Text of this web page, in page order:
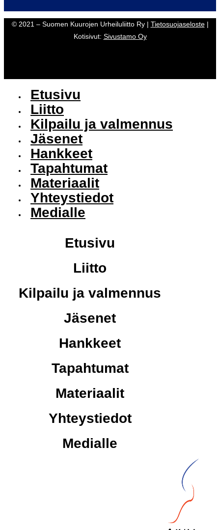
© 2021 – Suomen Kuurojen Urheiluliitto Ry | Tietosuojaseloste|
Kotisivut: Sivustamo Oy
Etusivu
Liitto
Kilpailu ja valmennus
Jäsenet
Hankkeet
Tapahtumat
Materiaalit
Yhteystiedot
Medialle
Etusivu
Liitto
Kilpailu ja valmennus
Jäsenet
Hankkeet
Tapahtumat
Materiaalit
Yhteystiedot
Medialle